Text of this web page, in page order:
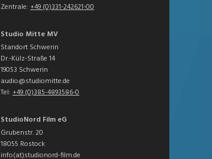
Zentrale: +49 (0)331-242621-00
Studio Mitte MV
Standort Schwerin
Dr.-Külz-Straße 14
19053 Schwerin
audio@studiomitte.de
Tel: +49 (0)385-4893586-0
StudioNord Film eG
Grubenstr. 20
18055 Rostock
info(at)studionord-film.de